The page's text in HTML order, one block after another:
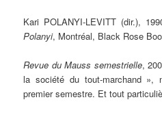
Kari POLANYI-LEVITT (dir.),
Polanyi, Montréal, Black Rose
Revue du Mauss semestrielle,
la société du tout-marchand »,
premier semestre. Et tout